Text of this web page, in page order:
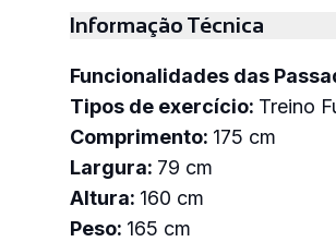
Informação Técnica
Funcionalidades das
Tipos de exercício: Treino
Comprimento: 175 cm
Largura: 79 cm
Altura: 160 cm
Peso: 165 cm